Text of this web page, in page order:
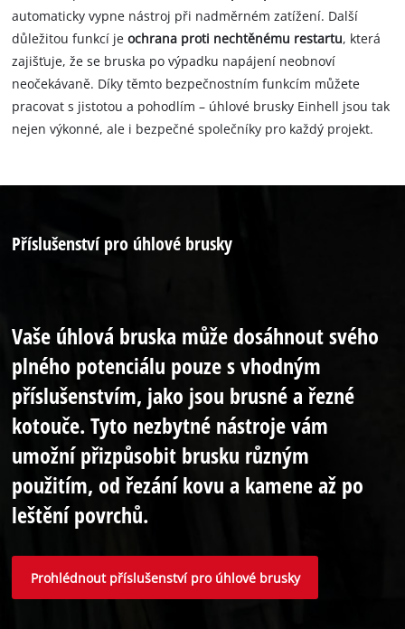
automaticky vypne nástroj při nadměrném zatížení. Další
důležitou funkcí jeochrana proti nechtěnému restartu, která
zajišťuje, že se bruska po výpadku napájení neobnoví
neočekávaně. Díky těmto bezpečnostním funkcím můžete
pracovat s jistotou a pohodlím – úhlové brusky Einhell jsou tak
nejen výkonné, ale i bezpečné společníky pro každý projekt.
Příslušenství pro úhlové brusky
Vaše úhlová bruska může dosáhnout svého
plného potenciálu pouze s vhodným
příslušenstvím, jako jsou brusné a řezné
kotouče. Tyto nezbytné nástroje vám
umožní přizpůsobit brusku různým
použitím, od řezání kovu a kamene až po
leštění povrchů.
Prohlédnout příslušenství pro úhlové brusky